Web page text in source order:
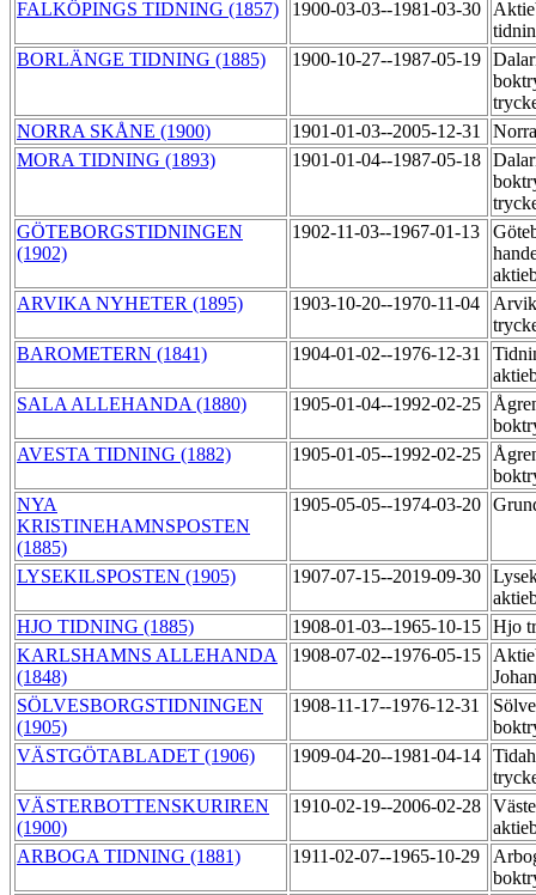
FALKÖPINGS TIDNING (1857)
1900-03-03--1981-03-30
BORLÄNGE TIDNING (1885)
1900-10-27--1987-05-19
NORRA SKÅNE (1900)
1901-01-03--2005-12-31
MORA TIDNING (1893)
1901-01-04--1987-05-18
GÖTEBORGSTIDNINGEN
(1902)
1902-11-03--1967-01-13
ARVIKA NYHETER (1895)
1903-10-20--1970-11-04
BAROMETERN (1841)
1904-01-02--1976-12-31
SALA ALLEHANDA (1880)
1905-01-04--1992-02-25
AVESTA TIDNING (1882)
1905-01-05--1992-02-25
NYA
KRISTINEHAMNSPOSTEN
(1885)
1905-05-05--1974-03-20
LYSEKILSPOSTEN (1905) 1907-07-15--2019-09-30
HJO TIDNING (1885)
1908-01-03--1965-10-15 Hjo
KARLSHAMNS ALLEHANDA
(1848)
1908-07-02--1976-05-15
SÖLVESBORGSTIDNINGEN
(1905)
1908-11-17--1976-12-31
VÄSTGÖTABLADET (1906)
1909-04-20--1981-04-14
VÄSTERBOTTENSKURIREN
(1900)
1910-02-19--2006-02-28
ARBOGA TIDNING (1881)
1911-02-07--1965-10-29